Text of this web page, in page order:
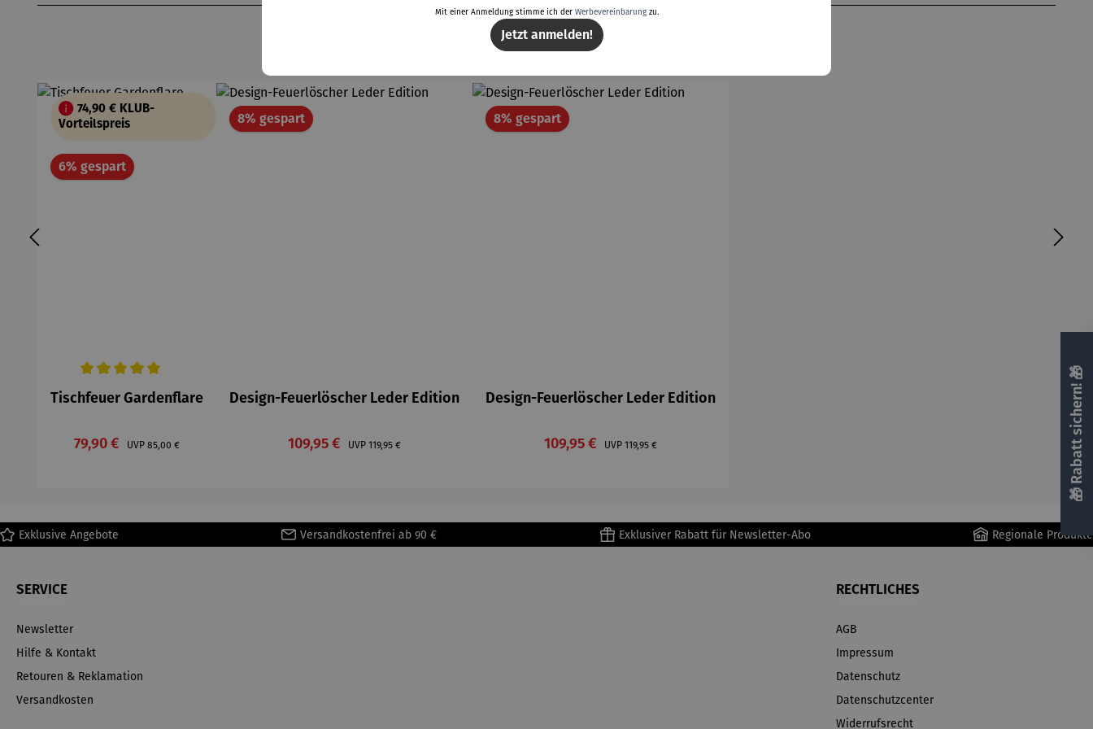
Weitere Produkte
6% gespartRabatt
74,90 € KLUB-
Vorteilspreis
Durchschnittliche Bewertung von 5 von 5 Sternen
Tischfeuer Gardenflare
Verkaufspreis:
79,90 € UVP Regulärer Preis:
85,00 €
8% gespartRabatt
Design-Feuerlöscher Leder Edition
Verkaufspreis:
109,95 € UVP Regulärer Preis:
119,95 €
8% gespartRabatt
Design-Feuerlöscher Leder Edition
Verkaufspreis:
109,95 € UVP Regulärer Preis:
119,95 €
Exklusive Angebote Versandkostenfrei ab 90 € Exklusiver Rabatt für Newsletter-Abo Regionale Produkte
SERVICE
Newsletter
Hilfe & Kontakt
Retouren & Reklamation
Versandkosten
RECHTLICHES
AGB
Impressum
Datenschutz
Datenschutzcenter
Widerrufsrecht
🎁 Rabatt sichern! 🎁
Mit einer Anmeldung stimme ich der Werbevereinbarungzu.
Jetzt anmelden!